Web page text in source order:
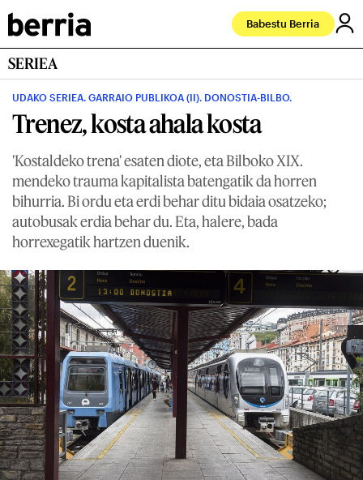
Babestu Berria
SERIEA
UDAKO SERIEA. GARRAIO PUBLIKOA (II). DONOSTIA-BILBO.
Trenez, kosta ahala kosta
'Kostaldeko trena' esaten diote, eta Bilboko XIX.
mendeko trauma kapitalista batengatik da horren
bihurria. Bi ordu eta erdi behar ditu bidaia osatzeko;
autobusak erdia behar du. Eta, halere, bada
horrexegatik hartzen duenik.